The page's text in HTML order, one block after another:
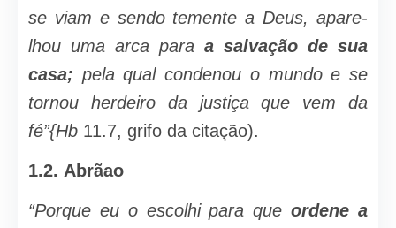
se viam e sendo temente a Deus, apare­
lhou uma arca para a salvação de sua
casa; pela qual condenou o mundo e se
tornou herdeiro da justiça que vem da
fé”{Hb 11.7, grifo da citação).
1.2. Abrãao
“Porque eu o escolhi para queorde­ne a